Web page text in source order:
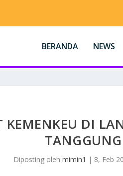
BERANDA NEWS
KEMENKEU DI
Diposting oleh mimin1 | 8, Feb